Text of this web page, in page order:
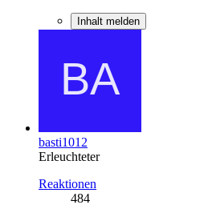
Inhalt melden
basti1012
Erleuchteter
Reaktionen
484